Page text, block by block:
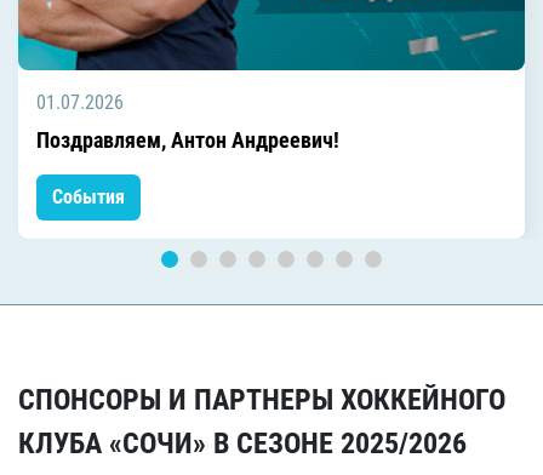
01.07.2026
Поздравляем, Антон Андреевич!
События
СПОНСОРЫ И ПАРТНЕРЫ ХОККЕЙНОГО
КЛУБА «СОЧИ» В СЕЗОНЕ 2025/2026